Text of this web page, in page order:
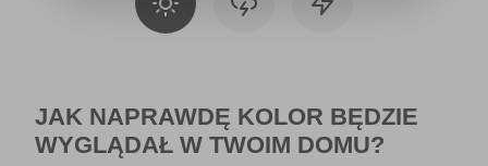
JAK NAPRAWDĘ KOLOR BĘDZIE
WYGLĄDAŁ W TWOIM DOMU?